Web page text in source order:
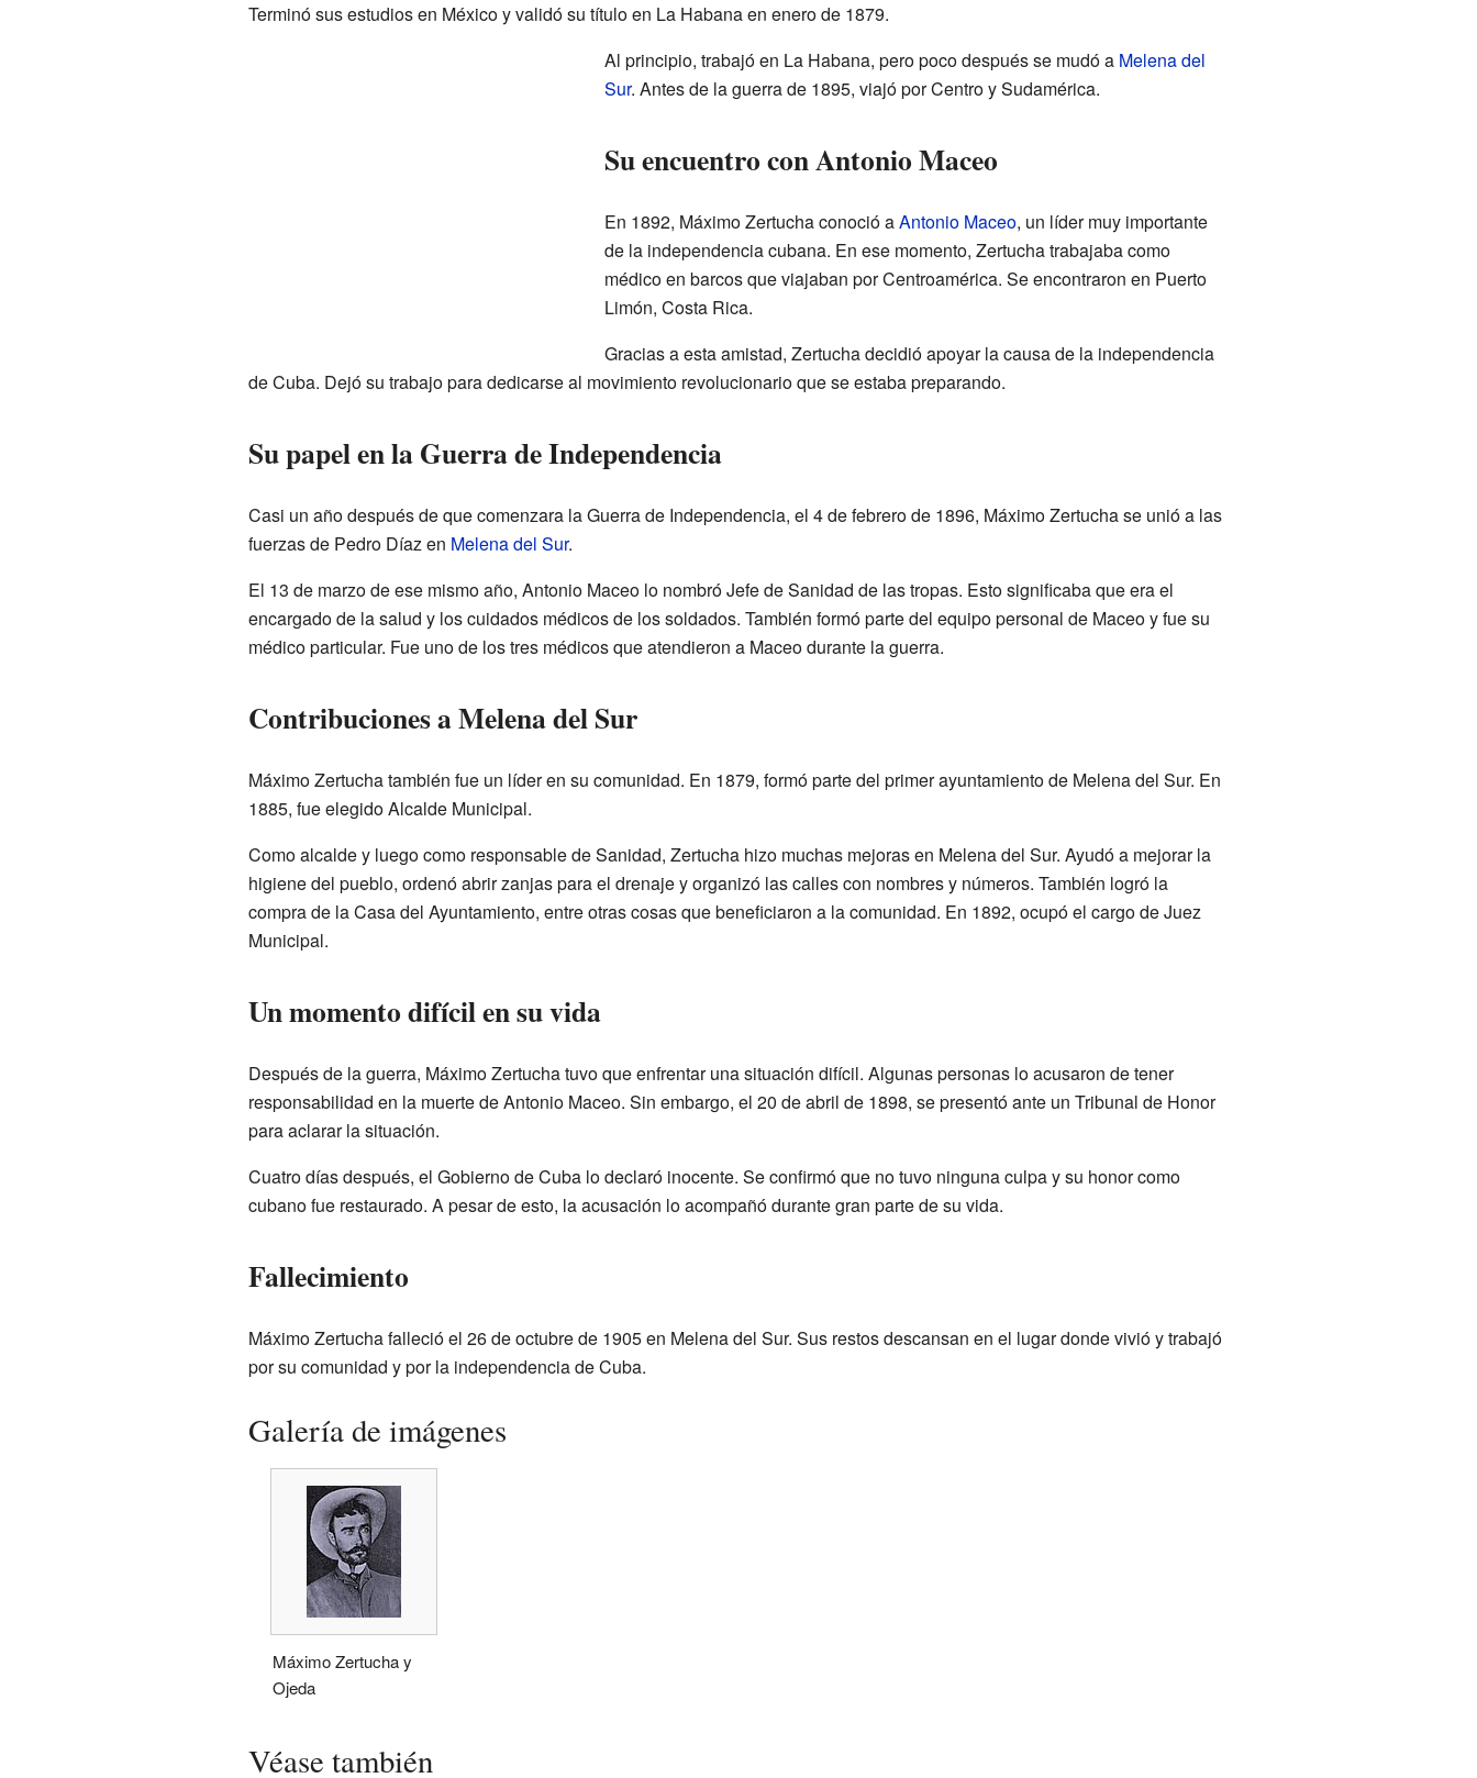
Terminó sus estudios en México y validó su título en La Habana en enero de 1879.
Al principio, trabajó en La Habana, pero poco después se mudó a Melena del
Sur. Antes de la guerra de 1895, viajó por Centro y Sudamérica.
Su encuentro con Antonio Maceo
En 1892, Máximo Zertucha conoció aAntonio Maceo, un líder muy importante
de la independencia cubana. En ese momento, Zertucha trabajaba como
médico en barcos que viajaban por Centroamérica. Se encontraron en Puerto
Limón, Costa Rica.
Gracias a esta amistad, Zertucha decidió apoyar la causa de la independencia
de Cuba. Dejó su trabajo para dedicarse al movimiento revolucionario que se estaba preparando.
Su papel en la Guerra de Independencia
Casi un año después de que comenzara la Guerra de Independencia, el 4 de febrero de 1896, Máximo Zertucha se unió a las
fuerzas de Pedro Díaz en Melena del Sur.
El 13 de marzo de ese mismo año, Antonio Maceo lo nombró Jefe de Sanidad de las tropas. Esto significaba que era el
encargado de la salud y los cuidados médicos de los soldados. También formó parte del equipo personal de Maceo y fue su
médico particular. Fue uno de los tres médicos que atendieron a Maceo durante la guerra.
Contribuciones a Melena del Sur
Máximo Zertucha también fue un líder en su comunidad. En 1879, formó parte del primer ayuntamiento de Melena del Sur. En
1885, fue elegido Alcalde Municipal.
Como alcalde y luego como responsable de Sanidad, Zertucha hizo muchas mejoras en Melena del Sur. Ayudó a mejorar la
higiene del pueblo, ordenó abrir zanjas para el drenaje y organizó las calles con nombres y números. También logró la
compra de la Casa del Ayuntamiento, entre otras cosas que beneficiaron a la comunidad. En 1892, ocupó el cargo de Juez
Municipal.
Un momento difícil en su vida
Después de la guerra, Máximo Zertucha tuvo que enfrentar una situación difícil. Algunas personas lo acusaron de tener
responsabilidad en la muerte de Antonio Maceo. Sin embargo, el 20 de abril de 1898, se presentó ante un Tribunal de Honor
para aclarar la situación.
Cuatro días después, el Gobierno de Cuba lo declaró inocente. Se confirmó que no tuvo ninguna culpa y su honor como
cubano fue restaurado. A pesar de esto, la acusación lo acompañó durante gran parte de su vida.
Fallecimiento
Máximo Zertucha falleció el 26 de octubre de 1905 en Melena del Sur. Sus restos descansan en el lugar donde vivió y trabajó
por su comunidad y por la independencia de Cuba.
Galería de imágenes
Máximo Zertucha y
Ojeda
Véase también